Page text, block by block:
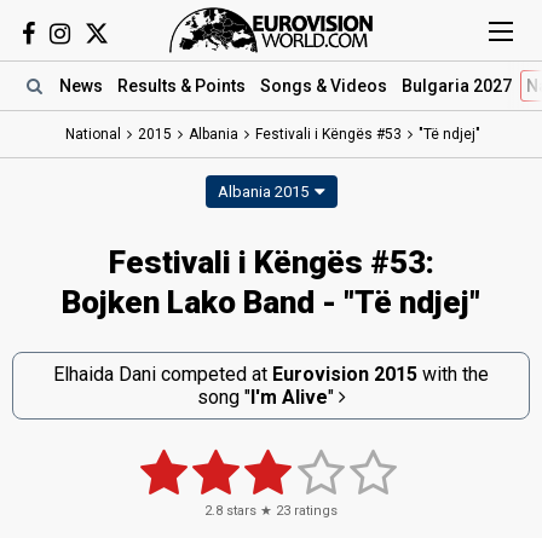
News Results & Points Songs & Videos Bulgaria 2027
National 2015 Albania Festivali i Këngës #53 "Të ndjej"
Albania 2015
Festivali i Këngës #53:
Bojken Lako Band - "Të ndjej"
Elhaida Dani competed at Eurovision 2015 with the
song "I'm Alive"
2.8 stars ★ 23 ratings